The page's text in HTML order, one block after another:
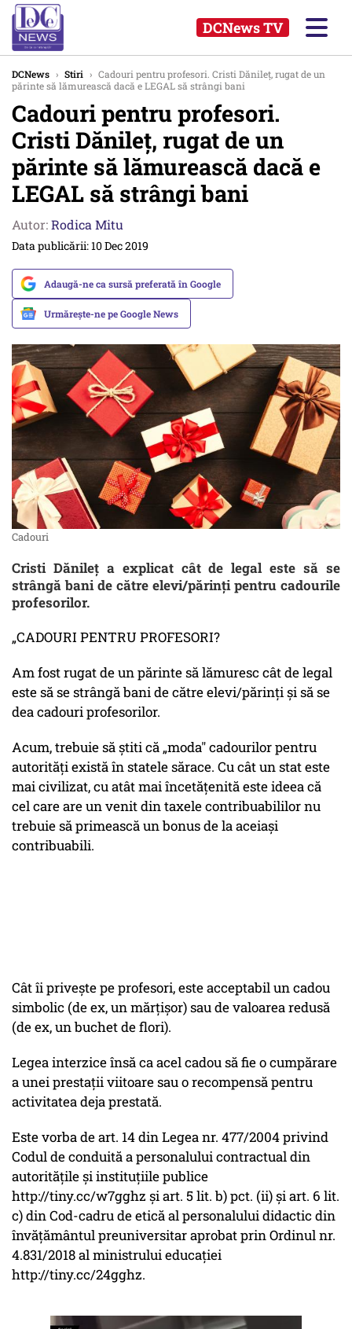
DCNews TV
DCNews › Stiri › Cadouri pentru profesori. Cristi Dănileț, rugat de un
părinte să lămurească dacă e LEGAL să strângi bani
Cadouri pentru profesori.
Cristi Dănileț, rugat de un
părinte să lămurească dacă e
LEGAL să strângi bani
Autor:Rodica Mitu
Data publicării: 10 Dec 2019
Adaugă-ne ca sursă preferată în Google
Urmărește-ne pe Google News
Cadouri
Cristi Dănileț a explicat cât de legal este să se
strângă bani de către elevi/părinți pentru cadourile
profesorilor.
„CADOURI PENTRU PROFESORI?
Am fost rugat de un părinte să lămuresc cât de legal
este să se strângă bani de către elevi/părinți și să se
dea cadouri profesorilor.
Acum, trebuie să știti că „moda" cadourilor pentru
autorități există în statele sărace. Cu cât un stat este
mai civilizat, cu atât mai încetățenită este ideea că
cel care are un venit din taxele contribuabililor nu
trebuie să primească un bonus de la aceiași
contribuabili.
Cât îi privește pe profesori, este acceptabil un cadou
simbolic (de ex, un mărțișor) sau de valoarea redusă
(de ex, un buchet de flori).
Legea interzice însă ca acel cadou să fie o cumpărare
a unei prestații viitoare sau o recompensă pentru
activitatea deja prestată.
Este vorba de art. 14 din Legea nr. 477/2004 privind
Codul de conduită a personalului contractual din
autorităţile şi instituţiile publice
http://tiny.cc/w7gghz și art. 5 lit. b) pct. (ii) și art. 6 lit.
c) din Cod-cadru de etică al personalului didactic din
învățământul preuniversitar aprobat prin Ordinul nr.
4.831/2018 al ministrului educației
http://tiny.cc/24gghz.